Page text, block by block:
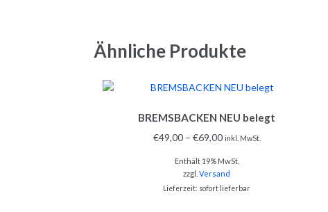
Ähnliche Produkte
BREMSBACKEN NEU belegt
€49,00– €69,00 inkl. MwSt.
Enthält 19% MwSt.
zzgl.Versand
Lieferzeit: sofort lieferbar
Produkt
weist
Varianten
auf.
Die